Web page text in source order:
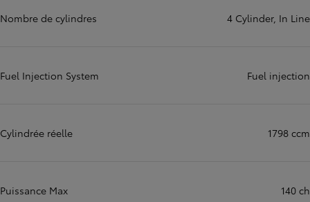
Nombre de cylindres 4 Cylinder, In Line
Fuel Injection System Fuel injection
Cylindrée réelle 1798 ccm
Puissance Max 140 ch